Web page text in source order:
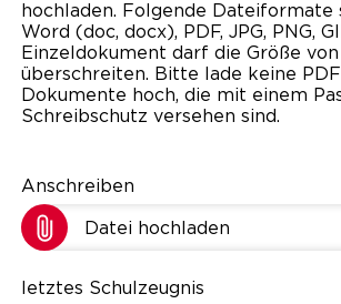
hochladen. Folgende Dateiformate
Word (doc, docx), PDF, JPG, PNG,
Einzeldokument darf die Größe
überschreiten. Bitte lade keine
Dokumente hoch, die mit einem
Schreibschutz versehen sind.
Anschreiben
Datei hochladen
letztes Schulzeugnis